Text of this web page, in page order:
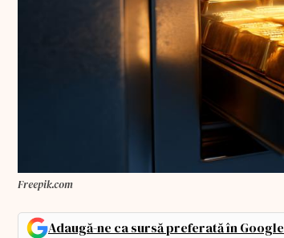
Freepik.com
Adaugă-ne ca sursă preferată în Google